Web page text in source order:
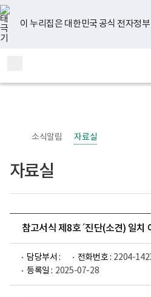
너
비
767px
이
하
이 누리집은 대한민국 공식 전자정
지메
홈
소식알림 자료실
자료실
참고서식 제8호 ´진단(소견) 일치
담당부서 : 전화번호 : 2204-
등록일 : 2025-07-28
유
튜
브
페
이
스
북
인
스
타
그
램
블
로
그